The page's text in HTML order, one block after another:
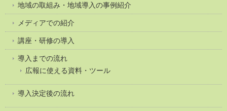
地域の取組み・地域導入の事例紹介
メディアでの紹介
講座・研修の導入
導入までの流れ
広報に使える資料・ツール
導入決定後の流れ